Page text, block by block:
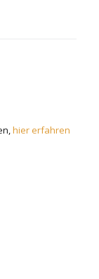
hier erfahren